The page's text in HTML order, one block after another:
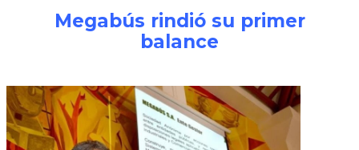
Megabús rindió su primer
balance